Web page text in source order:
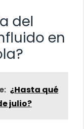
del
en
¿Hasta qué
julio?